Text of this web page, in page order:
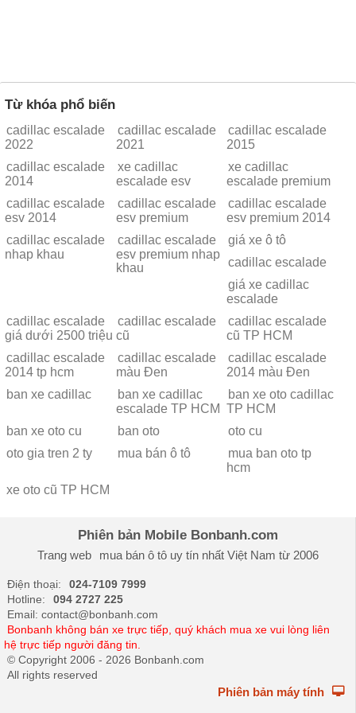
Từ khóa phổ biến
cadillac escalade
2022
cadillac escalade
2021
cadillac escalade
2015
cadillac escalade
2014
xe cadillac
escalade esv
xe cadillac
escalade premium
cadillac escalade
esv 2014
cadillac escalade
esv premium
cadillac escalade
esv premium 2014
cadillac escalade
nhap khau
cadillac escalade
esv premium nhap
khau
giá xe ô tô
cadillac escalade
giá xe cadillac
escalade
cadillac escalade
giá dưới 2500 triệu
cadillac escalade
cũ
cadillac escalade
cũ TP HCM
cadillac escalade
2014 tp hcm
cadillac escalade
màu Đen
cadillac escalade
2014 màu Đen
ban xe cadillac
ban xe cadillac
escalade TP HCM
ban xe oto cadillac
TP HCM
ban xe oto cu
ban oto
oto cu
oto gia tren 2 ty
mua bán ô tô
mua ban oto tp
hcm
xe oto cũ TP HCM
Phiên bản Mobile Bonbanh.com
Trang web mua bán ô tôuy tín nhất Việt Nam từ 2006
Điện thoại:
024-7109 7999
Hotline:
094 2727 225
Email: contact@bonbanh.com
Bonbanh không bán xe trực tiếp, quý khách mua xe vui lòng liên
hệ trực tiếp người đăng tin.
© Copyright 2006 - 2026 Bonbanh.com
All rights reserved
Phiên bản máy tính